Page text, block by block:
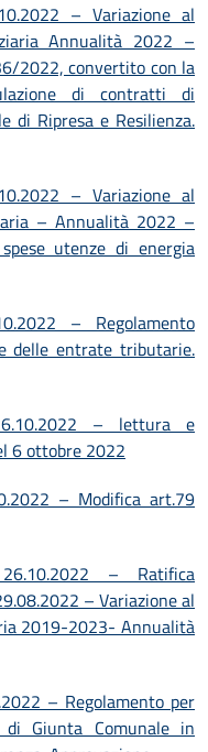
– Variazione al
Annualità 2022 –
2022, convertito con la
di contratti di
di Ripresa e Resilienza.
– Variazione al
– Annualità 2022 –
utenze di energia
– Regolamento
delle entrate tributarie.
– lettura e
6 ottobre 2022
– Modifica art.79
– Ratifica
– Variazione al
2019-2023- Annualità
– Regolamento per
Giunta Comunale in